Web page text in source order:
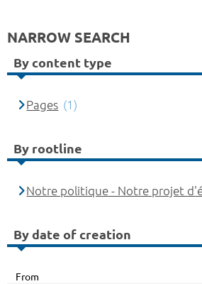
NARROW SEARCH
By content type
Pages (1)
By rootline
Notre politique - Notre projet
By date of creation
From